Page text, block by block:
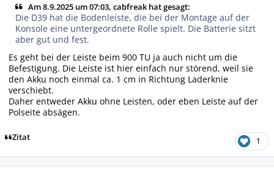
Am 8.9.2025 um 07:03, cabfreak hat gesagt:
Die D39 hat die Bodenleiste, die bei der Montage auf der
Konsole eine untergeordnete Rolle spielt. Die Batterie sitzt
aber gut und fest.
Es geht bei der Leiste beim 900 TU ja auch nicht um die
Befestigung. Die Leiste ist hier einfach nur störend, weil sie
den Akku noch einmal ca. 1 cm in Richtung Laderknie
verschiebt.
Daher entweder Akku ohne Leisten, oder eben Leiste auf der
Polseite absägen.
Zitat 1